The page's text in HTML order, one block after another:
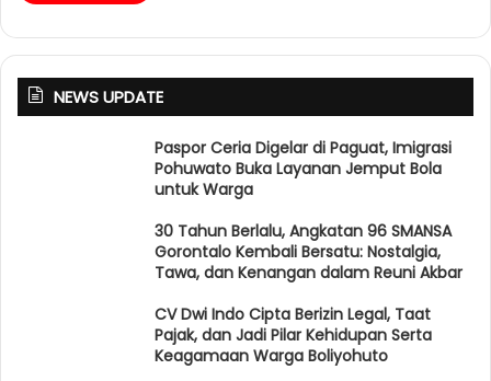
NEWS UPDATE
Paspor Ceria Digelar di Paguat, Imigrasi
Pohuwato Buka Layanan Jemput Bola
untuk Warga
30 Tahun Berlalu, Angkatan 96 SMANSA
Gorontalo Kembali Bersatu: Nostalgia,
Tawa, dan Kenangan dalam Reuni Akbar
CV Dwi Indo Cipta Berizin Legal, Taat
Pajak, dan Jadi Pilar Kehidupan Serta
Keagamaan Warga Boliyohuto